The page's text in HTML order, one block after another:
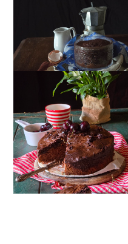
MUG CAKE AL
CIOCCOLATO
TORTA DOPPIO
CIOCCOLATO E
CILIEGIE